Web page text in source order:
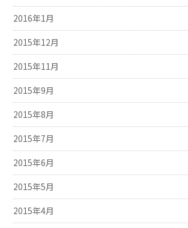
2016年1月
2015年12月
2015年11月
2015年9月
2015年8月
2015年7月
2015年6月
2015年5月
2015年4月